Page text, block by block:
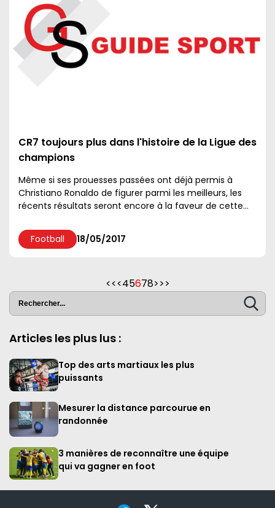
CR7 toujours plus dans l'histoire de la Ligue des
champions
Même si ses prouesses passées ont déjà permis à
Christiano Ronaldo de figurer parmi les meilleurs, les
récents résultats seront encore à la faveur de cette
Football
18/05/2017
<<<45678>>>
Articles les plus lus :
Top des arts martiaux les plus
puissants
Mesurer la distance parcourue en
randonnée
3 manières de reconnaître une équipe
qui va gagner en foot